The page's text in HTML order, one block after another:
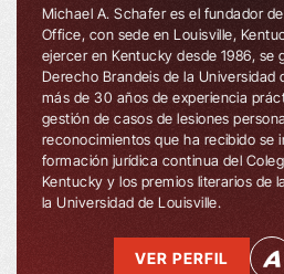
Michael A. Schafer es el fundador
Office, con sede en Louisville,
ejercer en Kentucky desde 1986, se
Derecho Brandeis de la
más de 30 años de experiencia
gestión de casos de lesiones
reconocimientos que ha recibido se
formación jurídica continua del
Kentucky y los premios literarios de
la Universidad de Louisville.
VER PERFIL